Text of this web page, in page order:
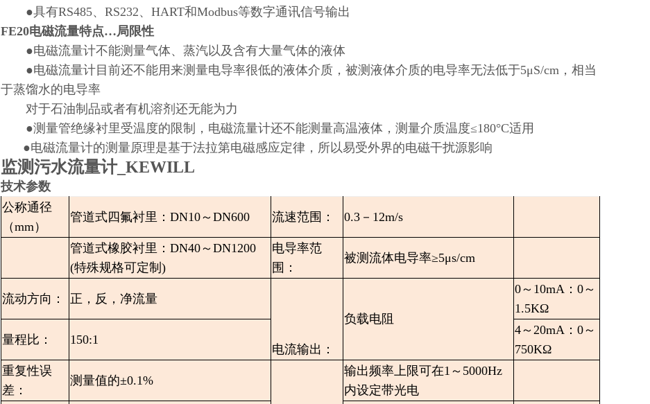
●具有RS485、RS232、HART和Modbus等数字通讯信号输出
FE20电磁流量特点…局限性
●电磁流量计不能测量气体、蒸汽以及含有大量气体的液体
●电磁流量计目前还不能用来测量电导率很低的液体介质，被测液体介质的电导率无法低于5μS/cm，相当
于蒸馏水的电导率
对于石油制品或者有机溶剂还无能为力
●测量管绝缘衬里受温度的限制，电磁流量计还不能测量高温液体，测量介质温度≤180°C适用
●电磁流量计的测量原理是基于法拉第电磁感应定律，所以易受外界的电磁干扰源影响
监测污水流量计_KEWILL
技术参数
公称通径
（mm）
管道式四氟衬里：DN10～DN600 流速范围： 0.3－12m/s
管道式橡胶衬里：DN40～DN1200
(特殊规格可定制)
电导率范
围：
被测流体电导率≥5μs/cm
流动方向： 正，反，净流量
电流输出：
负载电阻
0～10mA：0～
1.5KΩ
量程比： 150:1
4～20mA：0～
750KΩ
重复性误
差：
测量值的±0.1%
输出频率上限可在1～5000Hz
内设定带光电